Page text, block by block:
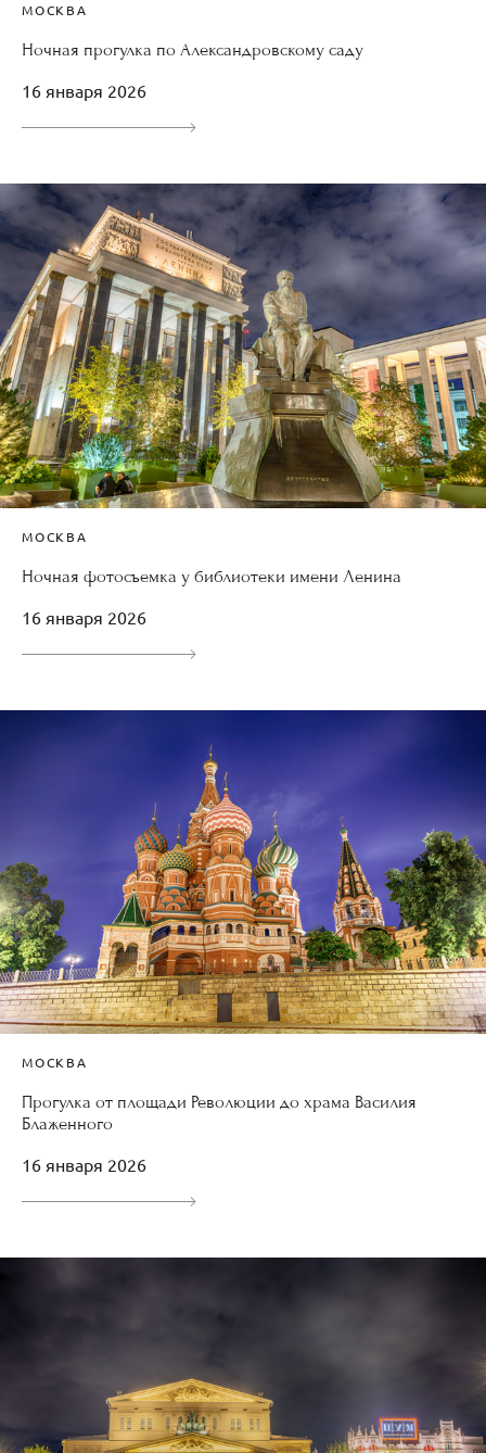
МОСКВА
Ночная прогулка по Александровскому саду
16 января 2026
МОСКВА
Ночная фотосъемка у библиотеки имени Ленина
16 января 2026
МОСКВА
Прогулка от площади Революции до храма Василия
Блаженного
16 января 2026